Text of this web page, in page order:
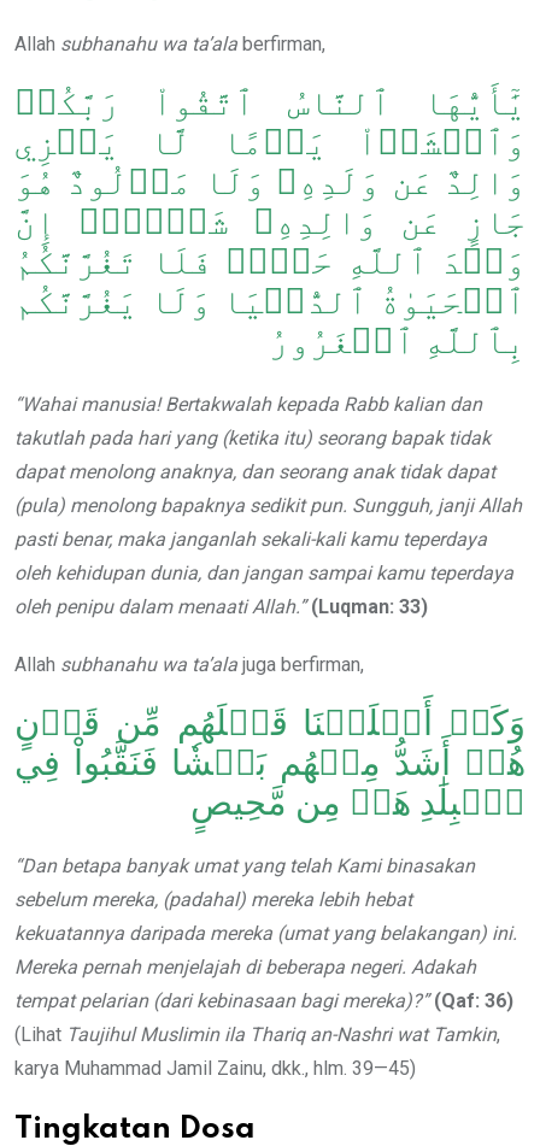
Allah subhanahu wa ta’ala berfirman,
يَٰٓأَيُّهَا ٱلنَّاسُ ٱتَّقُواْ رَبَّكُمۡ
وَٱخۡشَوۡاْ يَوۡمًا لَّا يَجۡزِي
وَالِدٌ عَن وَلَدِهِۦ وَلَا مَوۡلُودٌ هُوَ
جَازٍ عَن وَالِدِهِۦ شَيۡ‍ًٔاۚ إِنَّ
وَعۡدَ ٱللَّهِ حَقٌّۖ فَلَا تَغُرَّنَّكُمُ
ٱلۡحَيَوٰةُ ٱلدُّنۡيَا وَلَا يَغُرَّنَّكُم
بِٱللَّهِ ٱلۡغَرُورُ
“Wahaimanusia!Bertakwalah kepada Rabb kalian dan
takutlah pada hari yang (ketika itu) seorang bapak tidak
dapat menolong anaknya, dan seorang anak tidak dapat
(pula) menolong bapaknya sedikit pun. Sungguh, janji Allah
pasti benar, maka janganlah sekali-kali kamu teperdaya
oleh kehidupan dunia, dan jangan sampai kamu teperdaya
oleh penipu dalam menaati Allah.” (Luqman: 33)
Allah subhanahu wa ta’ala juga berfirman,
وَكَمۡ أَهۡلَكۡنَا قَبۡلَهُم مِّن قَرۡنٍ
هُمۡ أَشَدُّ مِنۡهُم بَطۡشٗا فَنَقَّبُواْ فِي
ٱلۡبِلَٰدِ هَلۡ مِن مَّحِيصٍ
“Dan betapa banyak umat yang telah Kami binasakan
sebelum mereka, (padahal) mereka lebih hebat
kekuatannya daripada mereka (umat yang belakangan) ini.
Mereka pernah menjelajahdibeberapa negeri. Adakah
tempatpelarian(dari kebinasaan bagi mereka)?” (Qaf: 36)
(Lihat Taujihul Muslimin ila Thariq an-Nashri wat Tamkin,
karya Muhammad Jamil Zainu, dkk., hlm. 39—45)
Tingkatan Dosa